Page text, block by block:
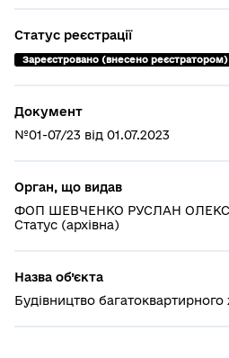
Статус реєстрації
Зареєстровано (внесено реєстратором)
Документ
№01-07/23 від 01.07.2023
Орган, що видав
ФОП ШЕВЧЕНКО РУСЛАН
Статус (архівна)
Назва об’єкта
Будівництво